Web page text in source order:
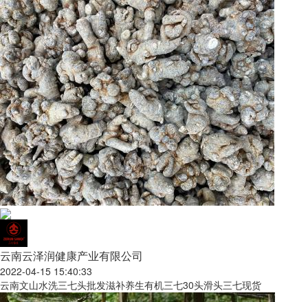
云南云泽润健康产业有限公司
2022-04-15 15:40:33
云南文山水洗三七头批发滋补养生有机三七30头滑头三七现货